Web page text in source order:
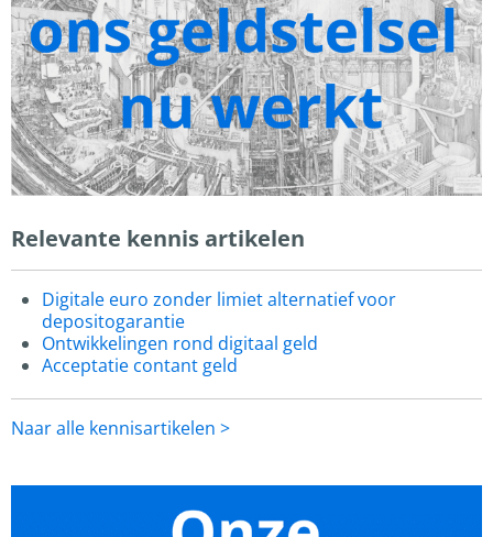
Relevante kennis artikelen
Digitale euro zonder limiet alternatief voor
depositogarantie
Ontwikkelingen rond digitaal geld
Acceptatie contant geld
Naar alle kennisartikelen >